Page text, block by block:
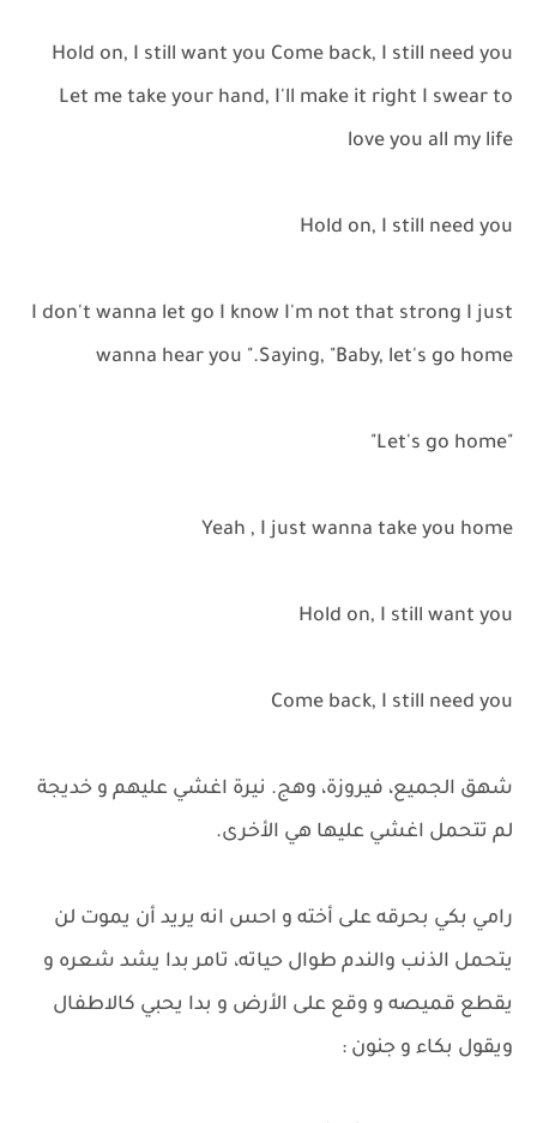
Hold on, I still want you Come back, I still need you
Let me take your hand, I'll make it right I swear to
love you all my life
Hold on, I still need you
I don't wanna let go I know I'm not that strong I just
wanna hear you ".Saying, "Baby, let's go home
"Let's go home"
Yeah , I just wanna take you home
Hold on, I still want you
Come back, I still need you
شهق الجميع، فيروزة، وهج. نيرة اغشي عليهم و خديجة
لم تتحمل اغشي عليها هي الأخرى.
رامي بكي بحرقه على أخته و احس انه يريد أن يموت لن
يتحمل الذنب والندم طوال حياته، تامر بدا يشد شعره و
يقطع قميصه و وقع على الأرض و بدا يحبي كالاطفال
ويقول بكاء و جنون :